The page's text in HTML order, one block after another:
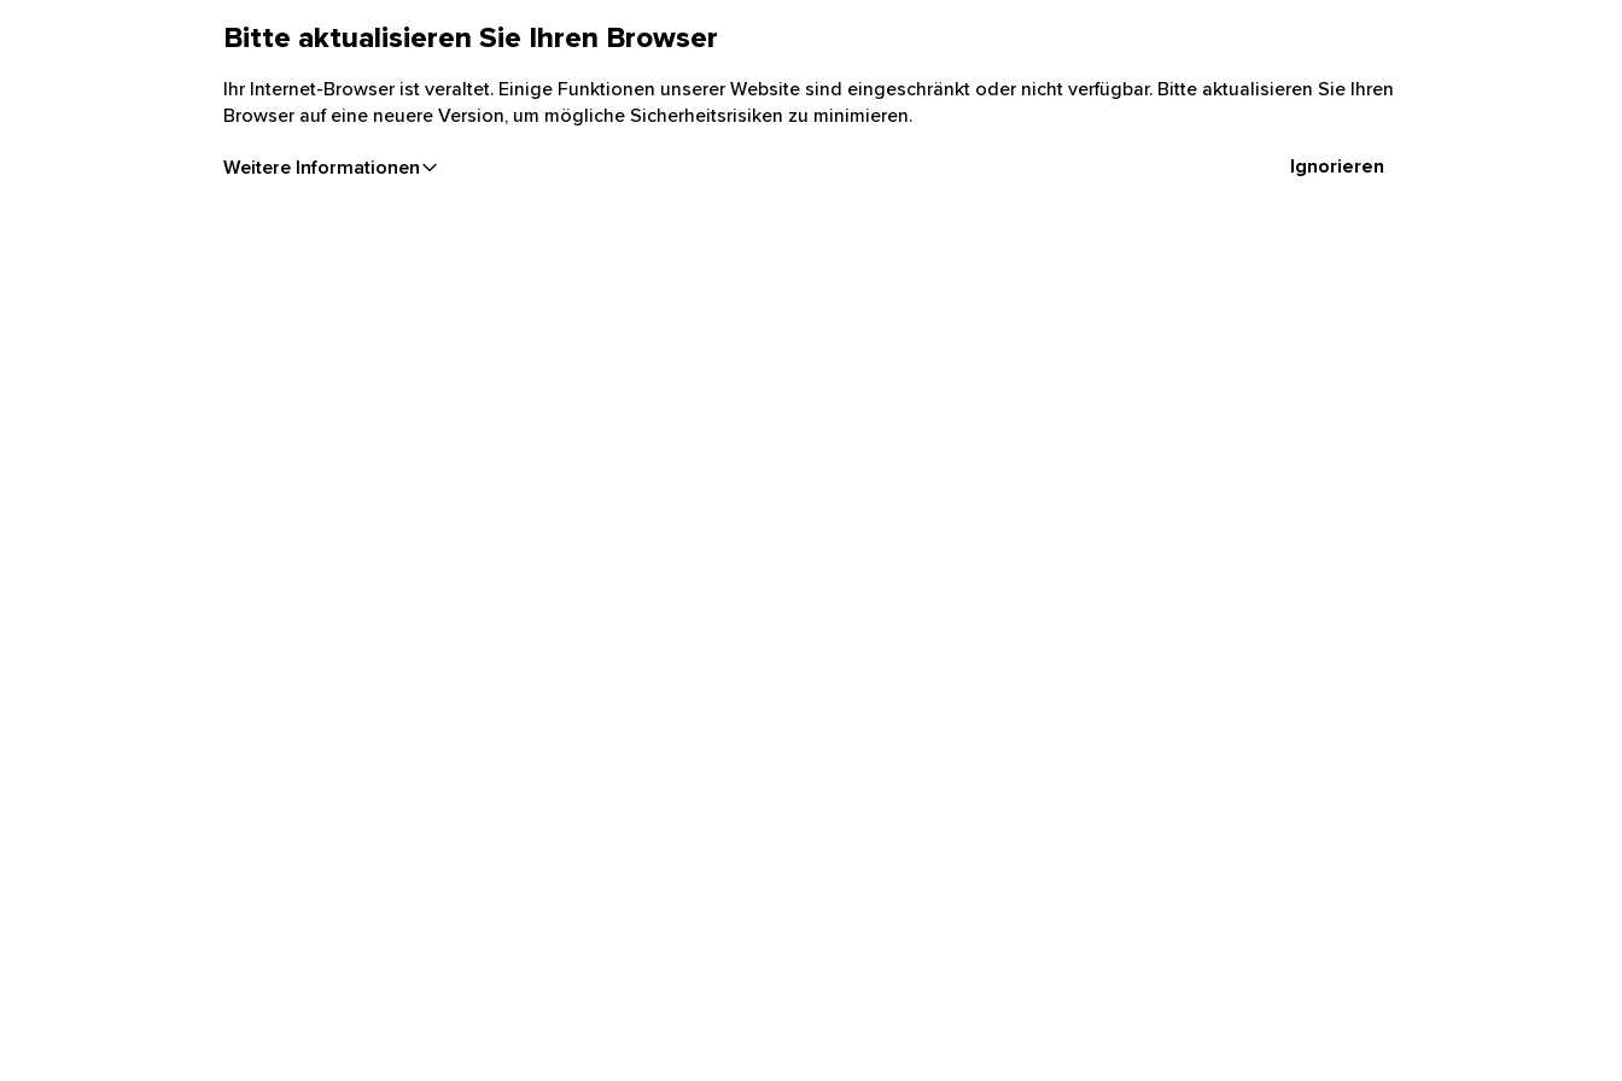
Bitte aktualisieren Sie Ihren Browser
Ihr Internet-Browser ist veraltet. Einige Funktionen unserer Website sind eingeschränkt oder nicht verfügbar. Bitte aktualisieren Sie Ihren
Browser auf eine neuere Version, um mögliche Sicherheitsrisiken zu minimieren.
Weitere Informationen Ignorieren